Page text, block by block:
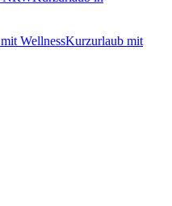
WellnessKurzurlaub mit